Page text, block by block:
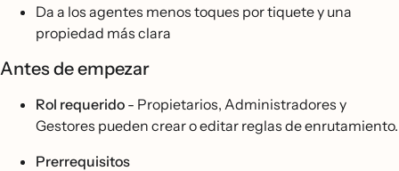
Da a los agentes menos toques por tiquete y una
propiedad más clara
Antes de empezar
Rol requerido - Propietarios, Administradores y
Gestores pueden crear o editar reglas de enrutamiento.
Prerrequisitos